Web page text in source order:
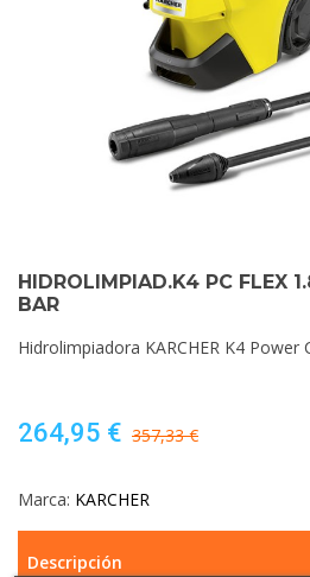
HIDROLIMPIAD.K4 PC FLEX
BAR
Hidrolimpiadora KARCHER K4 Power
264,95 € 357,33 €
Marca: KARCHER
Descripción